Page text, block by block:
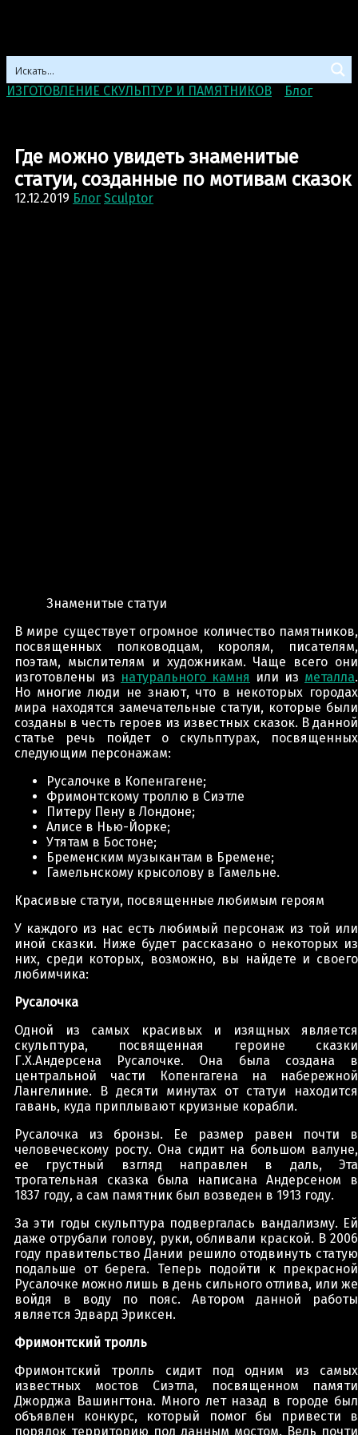
ИЗГОТОВЛЕНИЕ СКУЛЬПТУР И ПАМЯТНИКОВ Блог>
Где можно увидеть знаменитые
статуи, созданные по мотивам сказок
12.12.2019 Блог Sculptor
Знаменитые статуи
В мире существует огромное количество памятников,
посвященных полководцам, королям, писателям,
поэтам, мыслителям и художникам. Чаще всего они
изготовлены из натурального камня или из металла.
Но многие люди не знают, что в некоторых городах
мира находятся замечательные статуи, которые были
созданы в честь героев из известных сказок. В данной
статье речь пойдет о скульптурах, посвященных
следующим персонажам:
Русалочке в Копенгагене;
Фримонтскому троллю в Сиэтле
Питеру Пену в Лондоне;
Алисе в Нью-Йорке;
Утятам в Бостоне;
Бременским музыкантам в Бремене;
Гамельнскому крысолову в Гамельне.
Красивые статуи, посвященные любимым героям
У каждого из нас есть любимый персонаж из той или
иной сказки. Ниже будет рассказано о некоторых из
них, среди которых, возможно, вы найдете и своего
любимчика:
Русалочка
Одной из самых красивых и изящных является
скульптура, посвященная героине сказки
Г.Х.Андерсена Русалочке. Она была создана в
центральной части Копенгагена на набережной
Лангелиние. В десяти минутах от статуи находится
гавань, куда приплывают круизные корабли.
Русалочка из бронзы. Ее размер равен почти в
человеческому росту. Она сидит на большом валуне,
ее грустный взгляд направлен в даль, Эта
трогательная сказка была написана Андерсеном в
1837 году, а сам памятник был возведен в 1913 году.
За эти годы скульптура подвергалась вандализму. Ей
даже отрубали голову, руки, обливали краской. В 2006
году правительство Дании решило отодвинуть статую
подальше от берега. Теперь подойти к прекрасной
Русалочке можно лишь в день сильного отлива, или же
войдя в воду по пояс. Автором данной работы
является Эдвард Эриксен.
Фримонтский тролль
Фримонтский тролль сидит под одним из самых
известных мостов Сиэтла, посвященном памяти
Джорджа Вашингтона. Много лет назад в городе был
объявлен конкурс, который помог бы привести в
порядок территорию под данным мостом. Ведь почти